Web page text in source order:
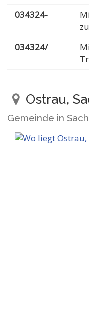
034324-
034324/
Ostrau,
Gemeinde in